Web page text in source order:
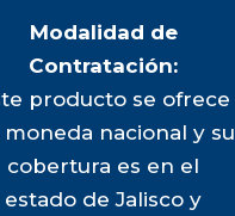
Modalidad de
Contratación:
producto se ofrece
moneda nacional y su
cobertura es en el
estado de Jalisco y